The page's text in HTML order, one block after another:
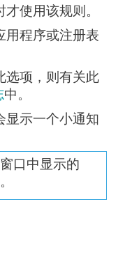
使用该规则。
用程序或注册表
选项，则有关此
中。
显示一个小通知
口中显示的